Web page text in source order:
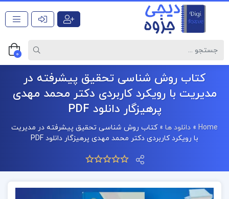
0
کتاب روش شناسی تحقیق پیشرفته در
مدیریت با رویکرد کاربردی دکتر محمد مهدی
پرهیزگار دانلود PDF
Home
» دانلود ها »کتاب روش شناسی تحقیق پیشرفته در مدیریت
با رویکرد کاربردی دکتر محمد مهدی پرهیزگار دانلود PDF